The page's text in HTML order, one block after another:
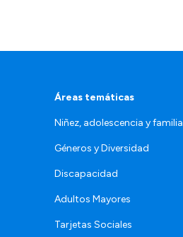
Áreas temáticas
Niñez, adolescencia y familia
Géneros y Diversidad
Discapacidad
Adultos Mayores
Tarjetas Sociales